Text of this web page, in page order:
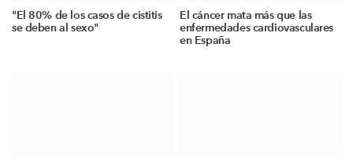
"El 80% de los casos de cistitis
se deben al sexo"
El cáncer mata más que las
enfermedades cardiovasculares
en España